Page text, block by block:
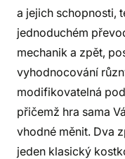
a jejich schopnosti,
jednoduchém
mechanik a zpět,
vyhodnocování
modifikovatelná
přičemž hra sama
vhodné měnit. Dva
jeden klasický